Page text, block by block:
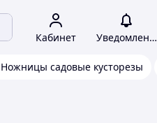
Кабинет Уведомления
Ножницы садовые кусторезы